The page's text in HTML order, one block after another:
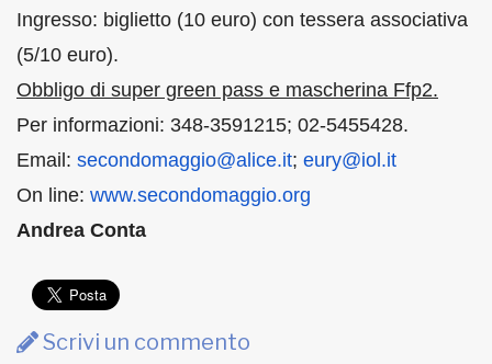
Ingresso: biglietto (10 euro) con tessera associativa
(5/10 euro).
Obbligo di super green pass e mascherina Ffp2.
Per informazioni: 348-3591215; 02-5455428.
Email: secondomaggio@alice.it; eury@iol.it
On line: www.secondomaggio.org
Andrea Conta
Scrivi un commento